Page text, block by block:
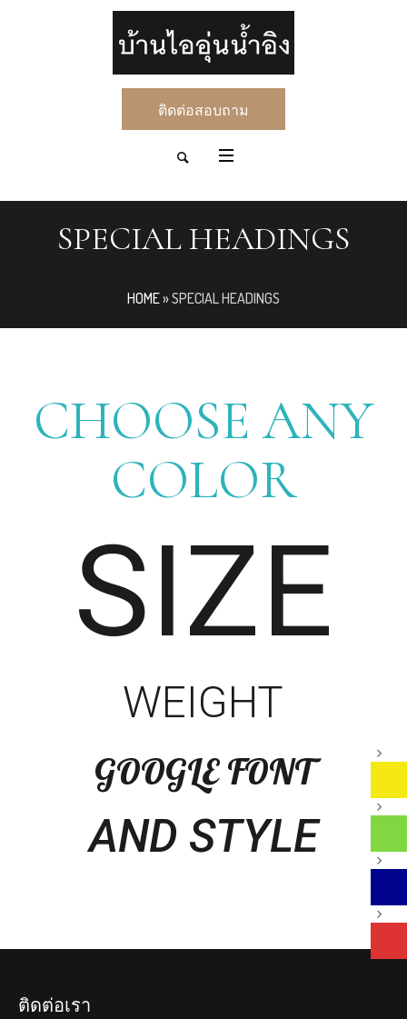
ติดต่อสอบถาม
SPECIAL HEADINGS
HOME»SPECIAL HEADINGS
CHOOSE ANY
COLOR
SIZE
WEIGHT
GOOGLE FONT
AND STYLE
ติดต่อเรา